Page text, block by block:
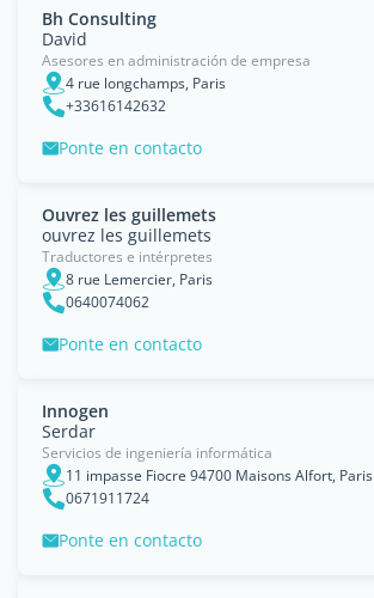
Bh Consulting
David
Asesores en administración de empresa
4 rue longchamps, Paris
+33616142632
Ponte en contacto
Ouvrez les guillemets
ouvrez les guillemets
Traductores e intérpretes
8 rue Lemercier, Paris
0640074062
Ponte en contacto
Innogen
Serdar
Servicios de ingeniería informática
11 impasse Fiocre 94700 Maisons Alfort, Paris
0671911724
Ponte en contacto